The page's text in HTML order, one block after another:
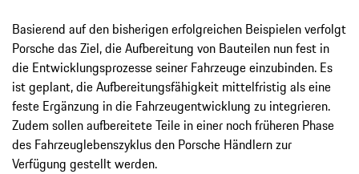
Basierend auf den bisherigen erfolgreichen Beispielen verfolgt
Porsche das Ziel, die Aufbereitung von Bauteilen nun fest in
die Entwicklungsprozesse seiner Fahrzeuge einzubinden. Es
ist geplant, die Aufbereitungsfähigkeit mittelfristig als eine
feste Ergänzung in die Fahrzeugentwicklung zu integrieren.
Zudem sollen aufbereitete Teile in einer noch früheren Phase
des Fahrzeuglebenszyklus den Porsche Händlern zur
Verfügung gestellt werden.